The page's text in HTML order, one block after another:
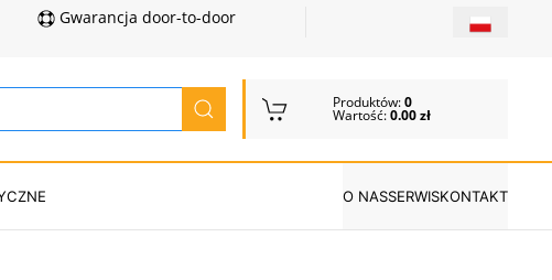
Gwarancja door-to-door
Produktów:0
Wartość:0.00 zł
O NASSERWISKONTAKT